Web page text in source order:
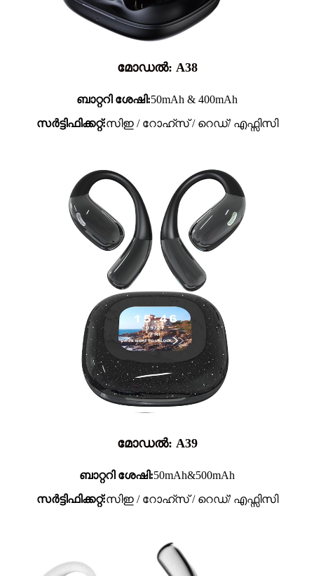
മോഡൽ: A38
ബാറ്ററി ശേഷി:50mAh & 400mAh
സർട്ടിഫിക്കറ്റ്:സിഇ / റോഹ്സ് / റെഡ്/ എഫ്സിസി
മോഡൽ: A39
ബാറ്ററി ശേഷി:50mAh&500mAh
സർട്ടിഫിക്കറ്റ്:സിഇ / റോഹ്സ് / റെഡ്/ എഫ്സിസി